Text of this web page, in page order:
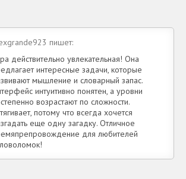
пишет:
действительно увлекательная! Она
интересные задачи, которые
мышление и словарный запас.
интуитивно понятен, а уровни
возрастают по сложности.
потому что всегда хочется
еще одну загадку. Отличное
для любителей